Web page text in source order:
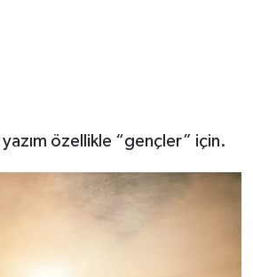
özellikle “gençler” için.